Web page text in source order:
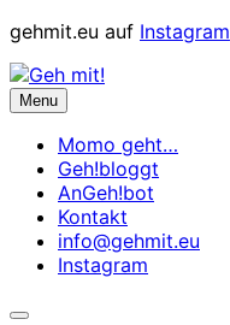
Skip
content
gehmit.eu auf Instagram
Menu
Momo geht…
Geh!bloggt
AnGeh!bot
Kontakt
info@gehmit.eu
Instagram